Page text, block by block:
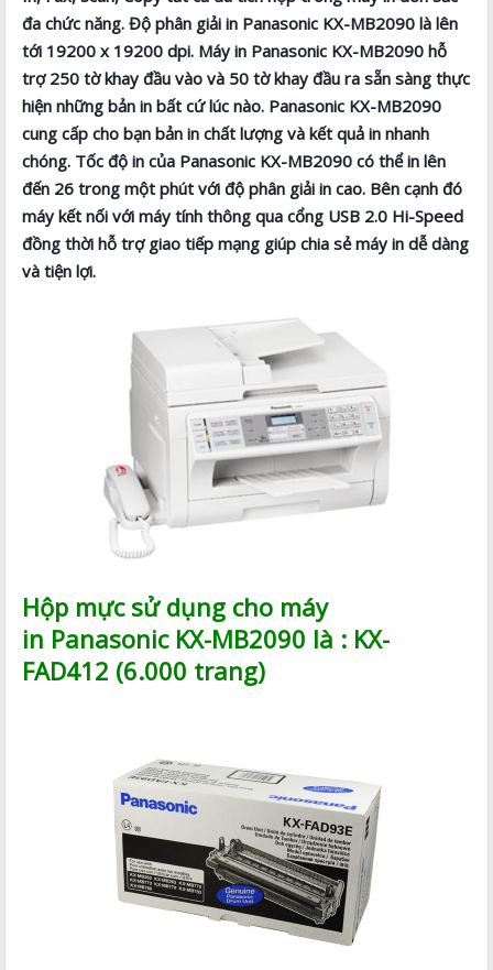
đa chức năng. Độ phân giải in Panasonic KX-MB2090 là lên
tới 19200 x 19200 dpi. Máy in Panasonic KX-MB2090 hỗ
trợ 250 tờ khay đầu vào và 50 tờ khay đầu ra sẵn sàng thực
hiện những bản in bất cứ lúc nào. Panasonic KX-MB2090
cung cấp cho bạn bản in chất lượng và kết quả in nhanh
chóng. Tốc độ in của Panasonic KX-MB2090 có thể in lên
đến 26 trong một phút với độ phân giải in cao. Bên cạnh đó
máy kết nối với máy tính thông qua cổng USB 2.0 Hi-Speed
đồng thời hỗ trợ giao tiếp mạng giúp chia sẻ máy in dễ dàng
và tiện lợi.
Hộp mực sử dụng cho máy
in Panasonic KX-MB2090 là : KX-
FAD412 (6.000 trang)